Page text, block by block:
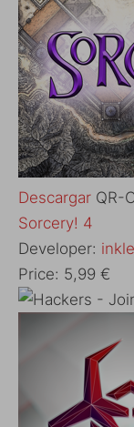
Descargar QR-
‎Sorcery! 4
Developer: inkle
Price: 5,99 €